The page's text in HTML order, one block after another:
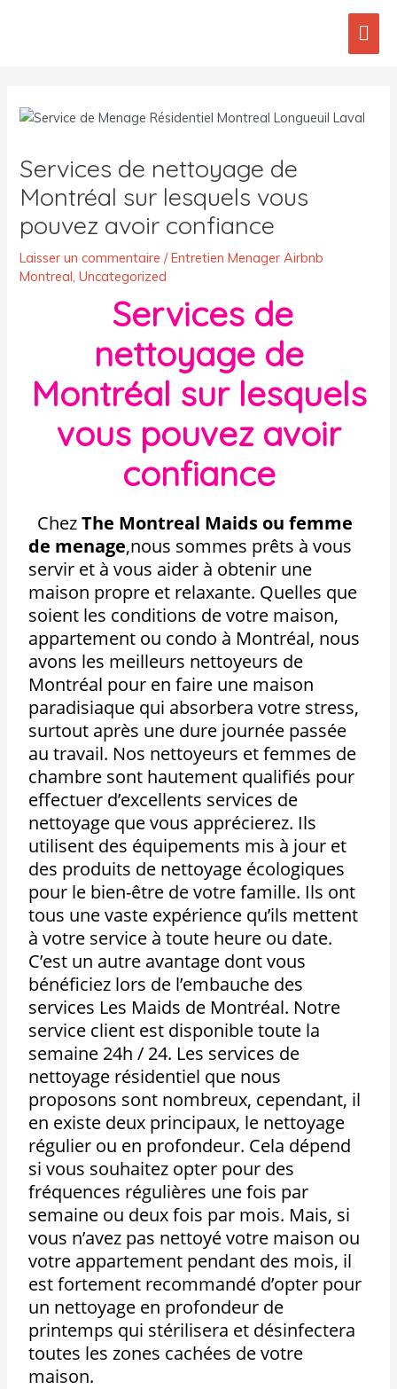
Services de nettoyage de
Montréal sur lesquels vous
pouvez avoir confiance
Laisser un commentaire /Entretien Menager Airbnb
Montreal ,Uncategorized
Services de
nettoyage de
Montréal sur lesquels
vous pouvez avoir
confiance
ChezThe Montreal Maids ou femme
de menage,nous sommes prêts à vous
servir et à vous aider à obtenir une
maison propre et relaxante. Quelles que
soient les conditions de votre maison,
appartement ou condo à Montréal, nous
avons les meilleurs nettoyeurs de
Montréal pour en faire une maison
paradisiaque qui absorbera votre stress,
surtout après une dure journée passée
au travail. Nos nettoyeurs et femmes de
chambre sont hautement qualifiés pour
effectuer d’excellents services de
nettoyage que vous apprécierez. Ils
utilisent des équipements mis à jour et
des produits de nettoyage écologiques
pour le bien-être de votre famille. Ils ont
tous une vaste expérience qu’ils mettent
à votre service à toute heure ou date.
C’est un autre avantage dont vous
bénéficiez lors de l’embauche des
services Les Maids de Montréal. Notre
service client est disponible toute la
semaine 24h / 24. Les services de
nettoyage résidentiel que nous
proposons sont nombreux, cependant, il
en existe deux principaux, le nettoyage
régulier ou en profondeur. Cela dépend
si vous souhaitez opter pour des
fréquences régulières une fois par
semaine ou deux fois par mois. Mais, si
vous n’avez pas nettoyé votre maison ou
votre appartement pendant des mois, il
est fortement recommandé d’opter pour
un nettoyage en profondeur de
printemps qui stérilisera et désinfectera
toutes les zones cachées de votre
maison.